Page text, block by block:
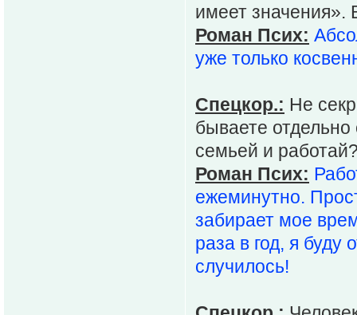
имеет значения».
Роман Псих:
уже только
Спецкор.: Не
бываете
семьей и
Роман Псих:
ежеминутно.
забирает мое
раза в год, я буду
случилось!